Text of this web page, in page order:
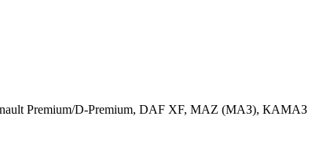
Premium/D-Premium, DAF XF, MAZ (МАЗ), КАМАЗ